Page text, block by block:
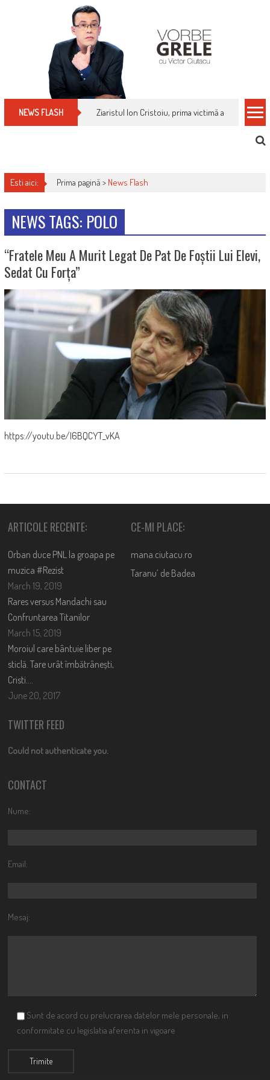
NEWS FLASH Ziaristul Ion Cristoiu, prima victimă a noi
Esti aici: Prima pagină > News Flash
NEWS TAGS: POLO
“Fratele Meu A Murit Legat De Pat De Foștii Lui Elevi,
Sedat Cu Forța”
https://youtu.be/I6BQCYT_vKA
ARTICOLE RECENTE:
Orban duce PNL la groapa pe
muzica #Rezist
March 19, 2019
Rares versus Mandachi sau
Confruntarea Titanilor
March 15, 2019
Moroiul care bântuie liber pe
sticlă. Tare urât îmbătrânești,
Cristi….
June 20, 2017
CE-MI PLACE:
mana.ciutacu.ro
Taranu’ de Badea
TWITTER FEED
Could not authenticate you.
CONTACT
Nume:
Email:
Mesaj:
Sunt de acord cu prelucrarea datelor mele personale, in
conformitate cu legislatia aferenta in vigoare